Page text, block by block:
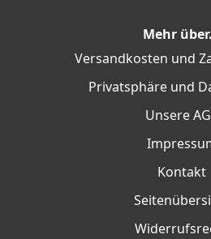
Mehr
Versandkosten und
Privatsphäre und
Unsere
Kontakt